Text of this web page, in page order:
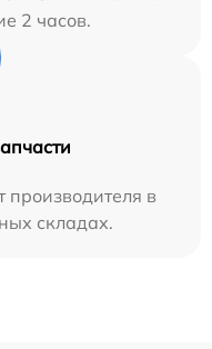
2 часов.
производителя в
складах.